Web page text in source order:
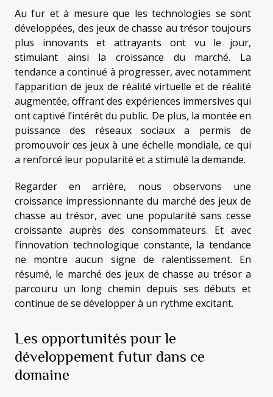
Au fur et à mesure que les technologies se sont
développées, des jeux de chasse au trésor toujours
plus innovants et attrayants ont vu le jour,
stimulant ainsi la croissance du marché. La
tendance a continué à progresser, avec notamment
l’apparition de jeux de réalité virtuelle et de réalité
augmentée, offrant des expériences immersives qui
ont captivé l’intérêt du public. De plus, la montée en
puissance des réseaux sociaux a permis de
promouvoir ces jeux à une échelle mondiale, ce qui
a renforcé leur popularité et a stimulé la demande.
Regarder en arrière, nous observons une
croissance impressionnante du marché des jeux de
chasse au trésor, avec une popularité sans cesse
croissante auprès des consommateurs. Et avec
l’innovation technologique constante, la tendance
ne montre aucun signe de ralentissement. En
résumé, le marché des jeux de chasse au trésor a
parcouru un long chemin depuis ses débuts et
continue de se développer à un rythme excitant.
Les opportunités pour le
développement futur dans ce
domaine